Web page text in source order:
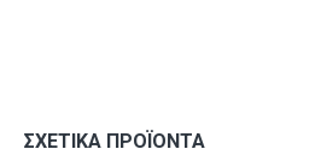
ΣΧΕΤΙΚΆ ΠΡΟΪΌΝΤΑ